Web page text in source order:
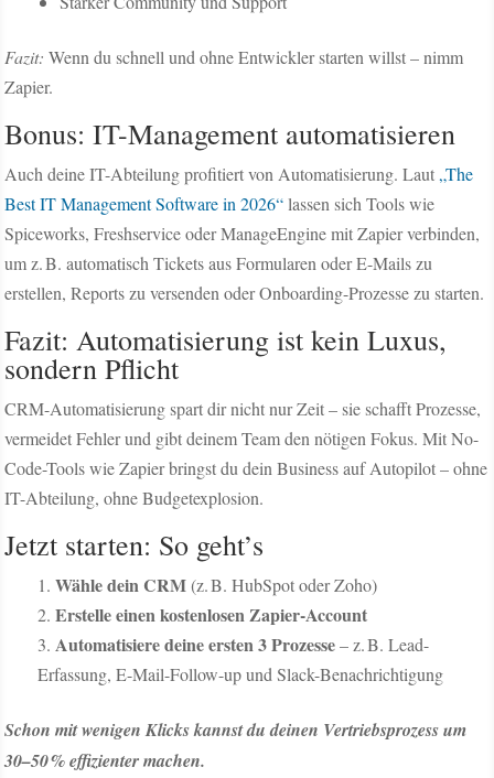
Fazit: Wenn du schnell und ohne Entwickler starten willst – nimm
Zapier.
Bonus: IT-Management automatisieren
Auch deine IT-Abteilung profitiert von Automatisierung. Laut „The
Best IT Management Software in 2026“lassen sich Tools wie
Spiceworks, Freshservice oder ManageEngine mit Zapier verbinden,
um z. B. automatisch Tickets aus Formularen oder E-Mails zu
erstellen, Reports zu versenden oder Onboarding-Prozesse zu starten.
Fazit: Automatisierung ist kein Luxus,
sondern Pflicht
CRM-Automatisierung spart dir nicht nur Zeit – sie schafft Prozesse,
vermeidet Fehler und gibt deinem Team den nötigen Fokus. Mit No-
Code-Tools wie Zapier bringst du dein Business auf Autopilot – ohne
IT-Abteilung, ohne Budgetexplosion.
Jetzt starten: So geht’s
Wähle dein CRM(z. B. HubSpot oder Zoho)
Erstelle einen kostenlosen Zapier-Account
Automatisiere deine ersten 3 Prozesse– z. B. Lead-
Erfassung, E-Mail-Follow-up und Slack-Benachrichtigung
Schon mit wenigen Klicks kannst du deinen Vertriebsprozess um
30–50 % effizienter machen.